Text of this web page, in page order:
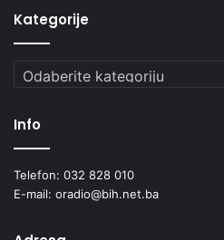
Kategorije
Kategorije
Info
Telefon: 032 828 010
E-mail: oradio@bih.net.ba